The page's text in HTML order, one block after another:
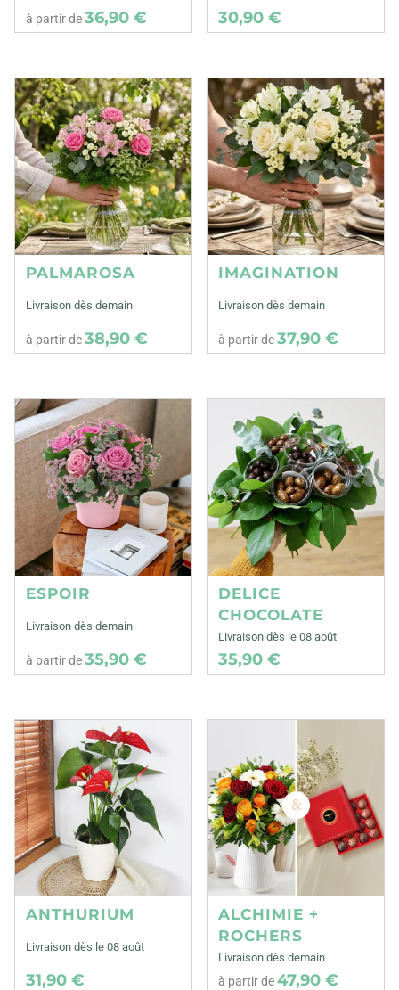
à partir de36,90 € 30,90 €
PALMAROSA
Livraison dès demain
à partir de38,90 €
IMAGINATION
Livraison dès demain
à partir de37,90 €
ESPOIR
Livraison dès demain
à partir de35,90 €
DELICE
CHOCOLATE
Livraison dès le 08 août
35,90 €
ANTHURIUM
Livraison dès le 08 août
31,90 €
ALCHIMIE +
ROCHERS
Livraison dès demain
à partir de47,90 €